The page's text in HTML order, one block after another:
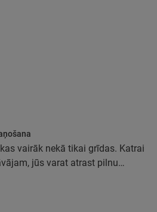
kas vairāk nekā tikai grīdas. Katrai
jūs varat atrast pilnu
tostarp pamatus, apdares